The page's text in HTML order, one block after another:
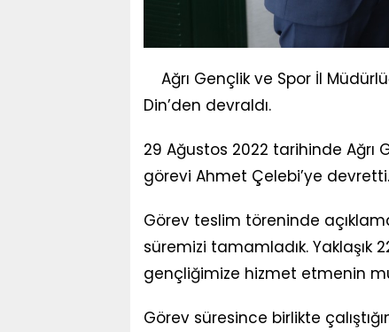
Ağrı Gençlik ve Spor İl
Din’den devraldı.
29 Ağustos 2022 tarihinde Ağrı
görevi Ahmet Çelebi’ye devretti.
Görev teslim töreninde
süremizi tamamladık. Yaklaşık
gençliğimize hizmet etmenin
Görev süresince birlikte